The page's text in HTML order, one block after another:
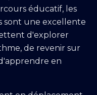
éducatif, les
sont une excellente
d'explorer
de revenir sur
en